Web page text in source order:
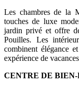
Les chambres de la
touches de luxe
jardin privé et offre
Pouilles. Les
combinent élégance
expérience de
CENTRE DE